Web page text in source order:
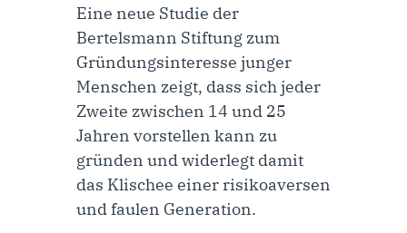
Eine neue Studie der
Bertelsmann Stiftung zum
Gründungsinteresse junger
Menschen zeigt, dass sich jeder
Zweite zwischen 14 und 25
Jahren vorstellen kann zu
gründen und widerlegt damit
das Klischee einer risikoaversen
und faulen Generation.